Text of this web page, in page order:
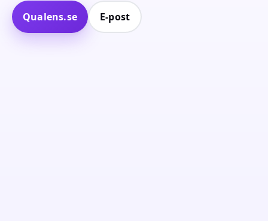
Qualens.se E‑post